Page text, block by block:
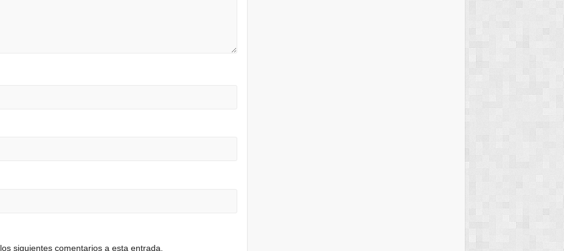
siguientes comentarios a esta entrada.